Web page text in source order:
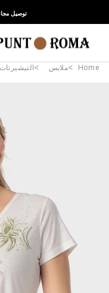
توصيل
Home ملابس